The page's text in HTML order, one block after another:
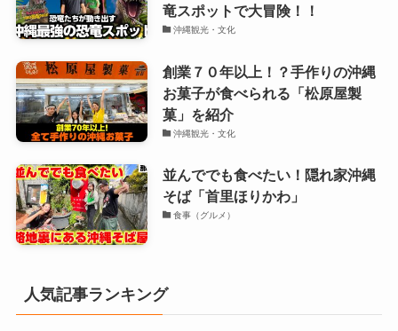
竜スポットで大冒険！！
沖縄観光・文化
創業７０年以上！？手作りの沖縄
お菓子が食べられる「松原屋製
菓」を紹介
沖縄観光・文化
並んででも食べたい！隠れ家沖縄
そば「首里ほりかわ」
食事（グルメ）
人気記事ランキング